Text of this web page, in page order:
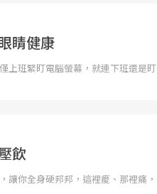
睛健康
上班緊盯電腦螢幕，就連下班還是盯
飲
讓你全身硬邦邦，這裡痠、那裡痛，